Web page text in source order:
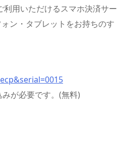
用いただけるスマホ決済サー
ン・タブレットをお持ちのす
が必要です。(無料)